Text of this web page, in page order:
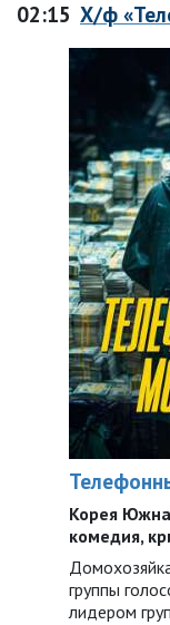
02:15 Х/ф
Корея
комедия,
группы
лидером